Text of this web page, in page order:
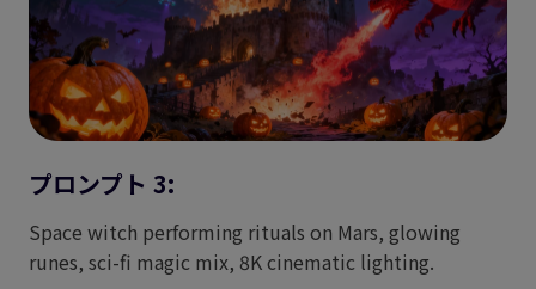
プロンプト 3:
Space witch performing rituals on Mars, glowing
runes, sci-fi magic mix, 8K cinematic lighting.